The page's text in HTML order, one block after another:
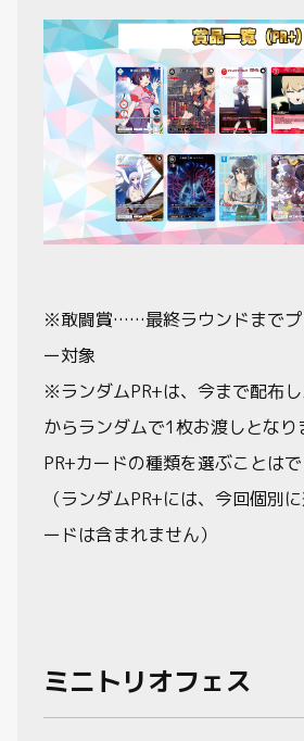
※敢闘賞……最終ラウンドまでプ
ー対象
※ランダムPR+は、今まで配布
からランダムで1枚お渡しとなり
PR+カードの種類を選ぶことはで
（ランダムPR+には、今回個別
ードは含まれません）
ミニトリオフェス